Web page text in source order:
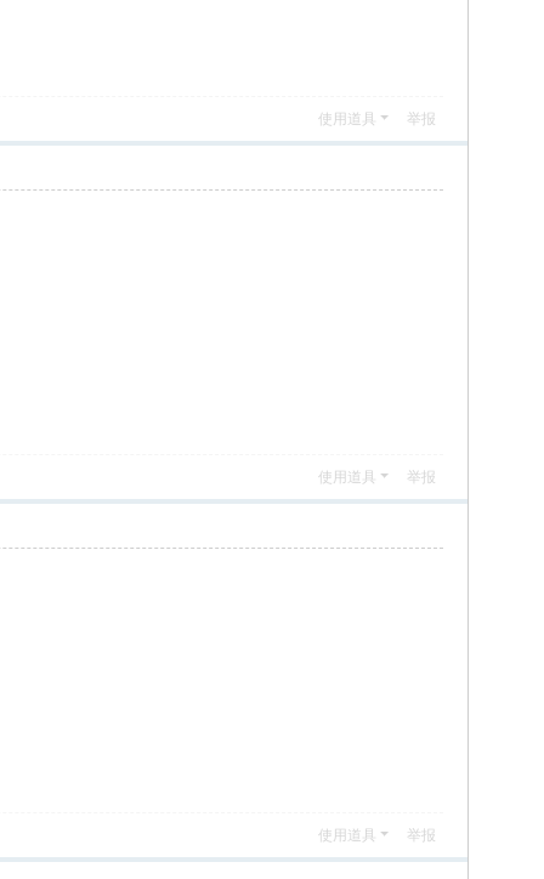
使用道具 举报
使用道具 举报
使用道具 举报